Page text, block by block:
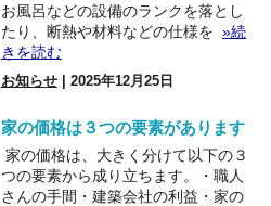
お風呂などの設備のランクを落とし
たり、断熱や材料などの仕様を »続
きを読む
お知らせ| 2025年12月25日
家の価格は３つの要素があります
家の価格は、大きく分けて以下の３
つの要素から成り立ちます。・職人
さんの手間・建築会社の利益・家の